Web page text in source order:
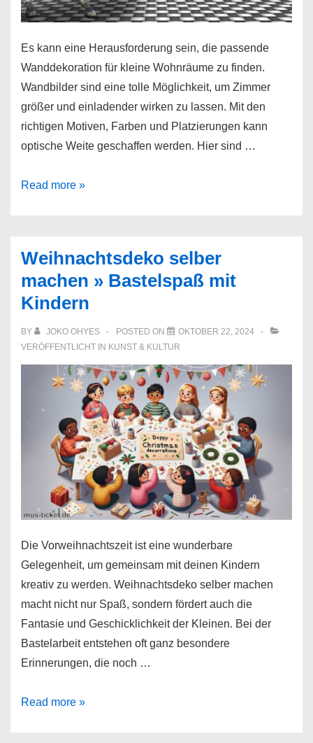
Es kann eine Herausforderung sein, die passende
Wanddekoration für kleine Wohnräume zu finden.
Wandbilder sind eine tolle Möglichkeit, um Zimmer
größer und einladender wirken zu lassen. Mit den
richtigen Motiven, Farben und Platzierungen kann
optische Weite geschaffen werden. Hier sind …
Wandbilder
So
schafft
man
Weite
Read more »
Weihnachtsdeko selber
machen » Bastelspaß mit
Kindern
BY JOKO OHYES POSTED ON
OKTOBER 22, 2024
VERÖFFENTLICHT IN KUNST & KULTUR
Die Vorweihnachtszeit ist eine wunderbare
Gelegenheit, um gemeinsam mit deinen Kindern
kreativ zu werden. Weihnachtsdeko selber machen
macht nicht nur Spaß, sondern fördert auch die
Fantasie und Geschicklichkeit der Kleinen. Bei der
Bastelarbeit entstehen oft ganz besondere
Erinnerungen, die noch …
Weihnachtsdeko
Read more »